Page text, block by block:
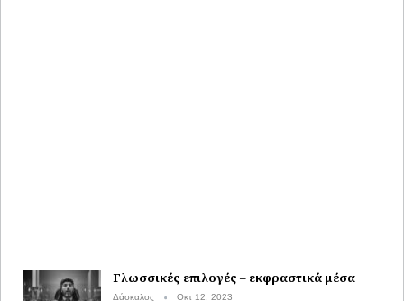
Γλωσσικές επιλογές – εκφραστικά μέσα
Δάσκαλος Οκτ 12, 2023